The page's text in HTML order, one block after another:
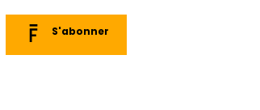
S'abonner